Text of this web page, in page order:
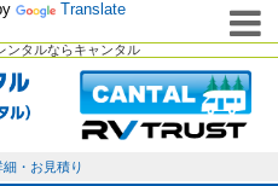
ンタルならキャンタル
Translate
細・お見積り